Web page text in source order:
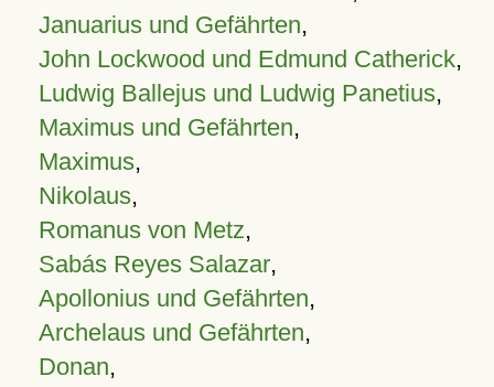
Januarius und Gefährten,
John Lockwood und Edmund Catherick,
Ludwig Ballejus und Ludwig Panetius,
Maximus und Gefährten,
Maximus,
Nikolaus,
Romanus von Metz,
Sabás Reyes Salazar,
Apollonius und Gefährten,
Archelaus und Gefährten,
Donan,